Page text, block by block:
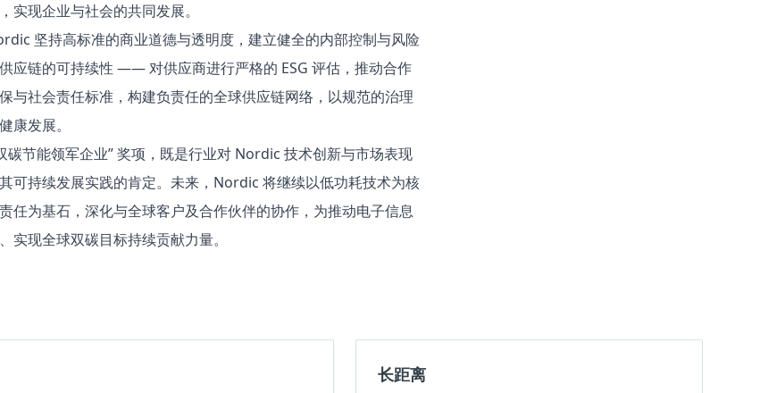
实现企业与社会的共同发展。​
坚持高标准的商业道德与透明度，建立健全的内部控制与风险
应链的可持续性 —— 对供应商进行严格的 ESG 评估，推动合作
与社会责任标准，构建负责任的全球供应链网络，以规范的治理
康发展。​
碳节能领军企业” 奖项，既是行业对 Nordic 技术创新与市场表现
可持续发展实践的肯定。未来，Nordic 将继续以低功耗技术为核
任为基石，深化与全球客户及合作伙伴的协作，为推动电子信息
实现全球双碳目标持续贡献力量。
长距离